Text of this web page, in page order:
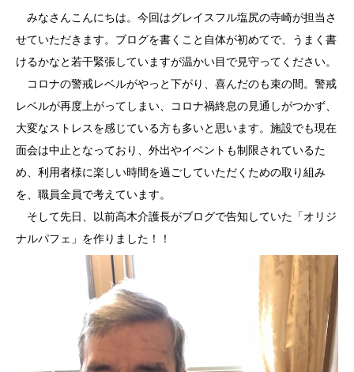
みなさんこんにちは。今回はグレイスフル塩尻の寺崎が担当さ
せていただきます。ブログを書くこと自体が初めてで、うまく書
けるかなと若干緊張していますが温かい目で見守ってください。
コロナの警戒レベルがやっと下がり、喜んだのも束の間。警戒
レベルが再度上がってしまい、コロナ禍終息の見通しがつかず、
大変なストレスを感じている方も多いと思います。施設でも現在
面会は中止となっており、外出やイベントも制限されているた
め、利用者様に楽しい時間を過ごしていただくための取り組み
を、職員全員で考えています。
そして先日、以前高木介護長がブログで告知していた「オリジ
ナルパフェ」を作りました！！